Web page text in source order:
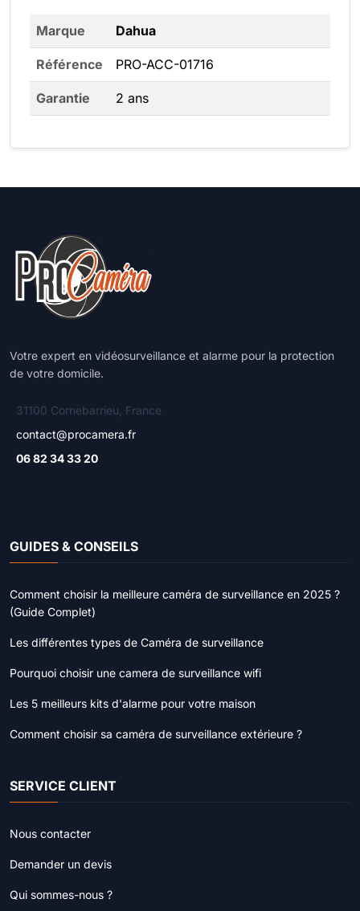
Marque Dahua
Référence PRO-ACC-01716
Garantie 2 ans
Votre expert en vidéosurveillance et alarme pour la protection
de votre domicile.
31100 Cornebarrieu, France
contact@procamera.fr
06 82 34 33 20
GUIDES & CONSEILS
Comment choisir la meilleure caméra de surveillance en 2025 ?
(Guide Complet)
Les différentes types de Caméra de surveillance
Pourquoi choisir une camera de surveillance wifi
Les 5 meilleurs kits d'alarme pour votre maison
Comment choisir sa caméra de surveillance extérieure ?
SERVICE CLIENT
Nous contacter
Demander un devis
Qui sommes-nous ?